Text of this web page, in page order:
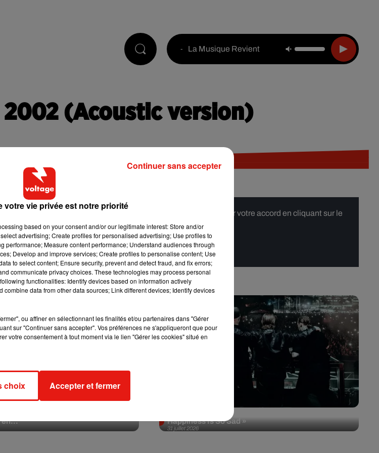
- La Musique Revient
2002 (Acoustic version)
avez exprimé. Si vous souhaitez l'afficher, merci de nous donner votre accord en cliquant sur le
bouton ci-dessous.
Afficher l'élément
en...
31 juillet 2026
Swedish House Mafia et Lykke Li dévoilent «
Happiness Is So Sad »
votre vie privée est notre priorité
based on your consent and/or our legitimate interest: Store and/or
advertising; Create profiles for personalised advertising; Use profiles to
performance; Measure content performance; Understand audiences through
Develop and improve services; Create profiles to personalise content; Use
to select content; Ensure security, prevent and detect fraud, and fix errors;
communicate privacy choices. These technologies may process personal
functionalities: Identify devices based on information actively
data from other data sources; Link different devices; Identify devices
ou affiner en sélectionnant les finalités et/ou partenaires dans "Gérer
sur "Continuer sans accepter". Vos préférences ne s'appliqueront que pour
votre consentement à tout moment via le lien "Gérer les cookies" situé en
choix Accepter et fermer
Continuer sans accepter